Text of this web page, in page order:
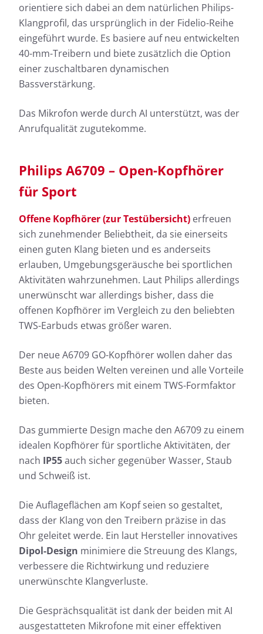
orientiere sich dabei an dem natürlichen Philips-
Klangprofil, das ursprünglich in der Fidelio-Reihe
eingeführt wurde. Es basiere auf neu entwickelten
40-mm-Treibern und biete zusätzlich die Option
einer zuschaltbaren dynamischen
Bassverstärkung.
Das Mikrofon werde durch AI unterstützt, was der
Anrufqualität zugutekomme.
Philips A6709 – Open-Kopfhörer
für Sport
Offene Kopfhörer (zur Testübersicht) erfreuen
sich zunehmender Beliebtheit, da sie einerseits
einen guten Klang bieten und es anderseits
erlauben, Umgebungsgeräusche bei sportlichen
Aktivitäten wahrzunehmen. Laut Philips allerdings
unerwünscht war allerdings bisher, dass die
offenen Kopfhörer im Vergleich zu den beliebten
TWS-Earbuds etwas größer waren.
Der neue A6709 GO-Kopfhörer wollen daher das
Beste aus beiden Welten vereinen und alle Vorteile
des Open-Kopfhörers mit einem TWS-Formfaktor
bieten.
Das gummierte Design mache den A6709 zu einem
idealen Kopfhörer für sportliche Aktivitäten, der
nach IP55auch sicher gegenüber Wasser, Staub
und Schweiß ist.
Die Auflageflächen am Kopf seien so gestaltet,
dass der Klang von den Treibern präzise in das
Ohr geleitet werde. Ein laut Hersteller innovatives
Dipol-Design minimiere die Streuung des Klangs,
verbessere die Richtwirkung und reduziere
unerwünschte Klangverluste.
Die Gesprächsqualität ist dank der beiden mit AI
ausgestatteten Mikrofone mit einer effektiven